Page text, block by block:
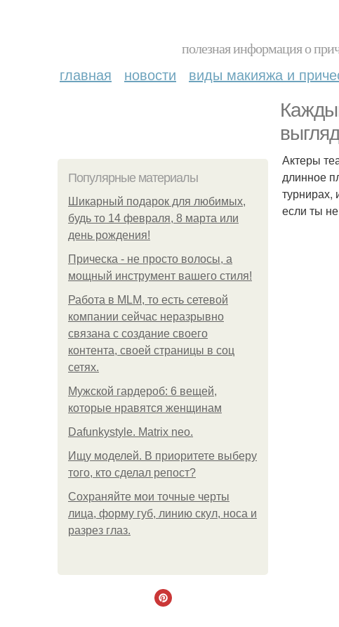
полезная информация о
главная новости виды макияжа и
Популярные материалы
Шикарный подарок для любимых,
будь то 14 февраля, 8 марта или
день рождения!
Прическа - не просто волосы, а
мощный инструмент вашего стиля!
Работа в MLM, то есть сетевой
компании сейчас неразрывно
связана с создание своего
контента, своей страницы в соц
сетях.
Мужской гардероб: 6 вещей,
которые нравятся женщинам
Dafunkystyle. Matrix neo.
Ищу моделей. В приоритете выберу
того, кто сделал репост?
Сохраняйте мои точные черты
лица, форму губ, линию скул, носа и
разрез глаз.
Актеры
длинное
турнирах,
если ты